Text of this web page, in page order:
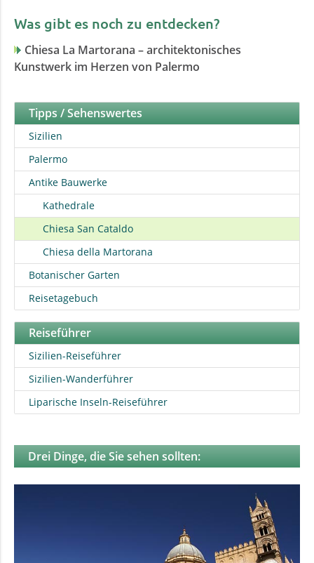
Was gibt es noch zu entdecken?
Chiesa La Martorana – architektonisches
Kunstwerk im Herzen von Palermo
Tipps / Sehenswertes
Sizilien
Palermo
Antike Bauwerke
Kathedrale
Chiesa San Cataldo
Chiesa della Martorana
Botanischer Garten
Reisetagebuch
Reiseführer
Sizilien-Reiseführer
Sizilien-Wanderführer
Liparische Inseln-Reiseführer
Drei Dinge, die Sie sehen sollten: